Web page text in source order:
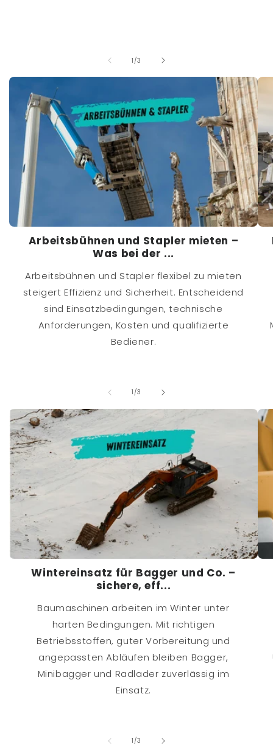
1 /von
3
Arbeitsbühnen und Stapler mieten –
Was bei der ...
Arbeitsbühnen und Stapler flexibel zu mieten
steigert Effizienz und Sicherheit. Entscheidend
sind Einsatzbedingungen, technische
Anforderungen, Kosten und qualifizierte
Bediener.
1/von
3
Wintereinsatz für Bagger und Co. –
sichere, eff...
Baumaschinen arbeiten im Winter unter
harten Bedingungen. Mit richtigen
Betriebsstoffen, guter Vorbereitung und
angepassten Abläufen bleiben Bagger,
Minibagger und Radlader zuverlässig im
Einsatz.
1/von
3